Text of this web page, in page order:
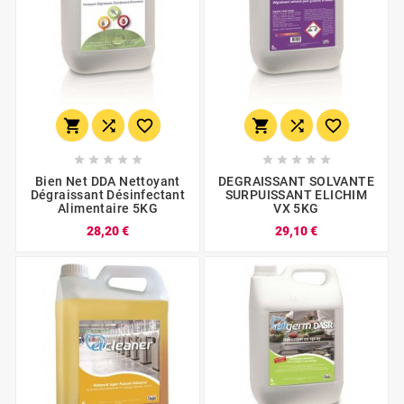
  
    
Bien Net DDA Nettoyant
Dégraissant Désinfectant
Alimentaire 5KG
28,20 €
  
    
DEGRAISSANT SOLVANTE
SURPUISSANT ELICHIM
VX 5KG
29,10 €